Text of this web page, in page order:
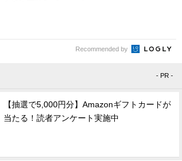
Recommended by
- PR -
【抽選で5,000円分】Amazonギフトカードが
当たる！読者アンケート実施中